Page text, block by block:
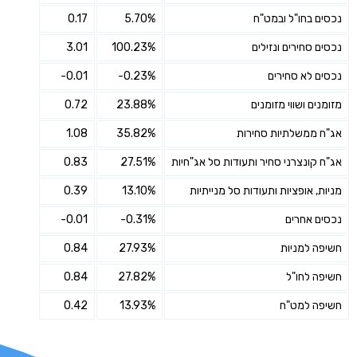
נכסים בחו"ל ובמט"ח 5.70%
0.17
נכסים סחירים ונזילים 100.23%
3.01
נכסים לא סחירים -0.23%
-0.01
מזומנים ושווי מזומנים 23.88%
0.72
אג"ח ממשלתיות סחירות 35.82%
1.08
אג"ח קונצרני סחיר ותעודות סל אג"חיות 27.51%
0.83
מניות, אופציות ותעודות סל מנייתיות 13.10%
0.39
נכסים אחרים -0.31%
-0.01
חשיפה למניות 27.93%
0.84
חשיפה לחו"ל 27.82%
0.84
חשיפה למט"ח 13.93%
0.42